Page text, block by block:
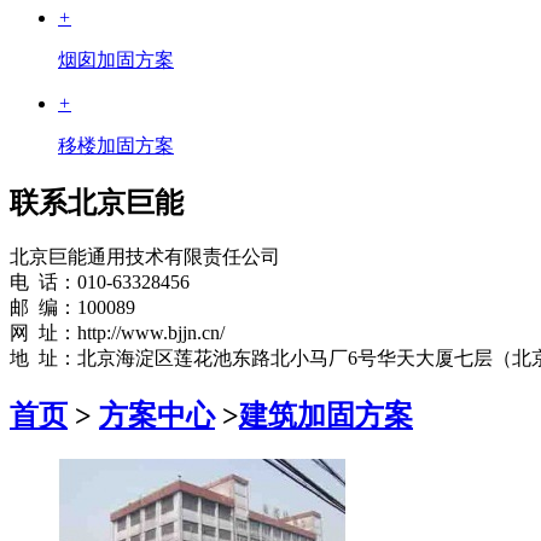
+
烟囱加固方案
+
移楼加固方案
联系北京巨能
北京巨能通用技术有限责任公司
电 话：010-63328456
邮 编：100089
网 址：http://www.bjjn.cn/
地 址：北京海淀区莲花池东路北小马厂6号华天大厦七层（北
首页 > 方案中心>建筑加固方案